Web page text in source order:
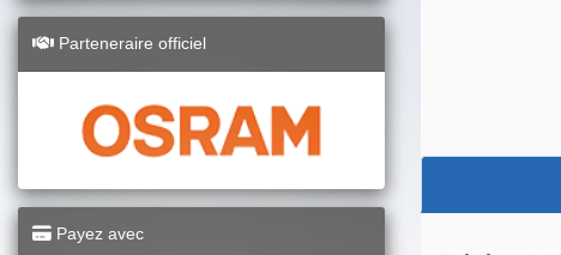
Parteneraire officiel
Payez avec